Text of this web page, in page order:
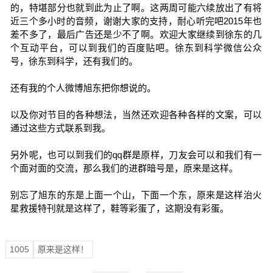
的，特堪部分也就到此为止了啊。这两周可能六续放出了有将
近三个多小时的音频，谢谢大家的支持，耐心听完吧2015年也
差不多了，最后广告还是少不了啊。欢迎大家继续到徐东的几
个互动平台，可以到我们的百度贴吧。徐东到科学微信公众
号，徐东到科学，还有我们的。
还有我的个人微博旭东把你想说的。
以及你对节目的各种想法，当然还欢迎各种各样的文案，可以
通过这些方式联系到我。
另外呢，也可以到我们的qq群是原样，刀友会可以和我们有一
个面对面的交流，那么我们的进群暗号是，原来是这样。
别忘了旭东的东是上面一个山，下面一个东，原来是这样治火
星救援特刊就是这样了，鞋等彩蛋了，这期没有彩蛋。
1005 原来是这样！